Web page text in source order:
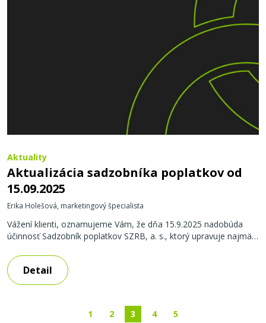
Aktuality
Aktualizácia sadzobníka poplatkov od
15.09.2025
Erika Holešová, marketingový špecialista
Vážení klienti, oznamujeme Vám, že dňa 15.9.2025 nadobúda
účinnosť Sadzobník poplatkov SZRB, a. s., ktorý upravuje najmä:
kontokorentného úveru, v časti C „Bankové záruky“: rozdelenie
poplatkov za bankové záruky s priamym zabezpečením a za
bankové záruky s nepriamym zabezpečením; doplnenie nových
dokumentácie k bankovej záruke;
Detail
1 2 3 4 5